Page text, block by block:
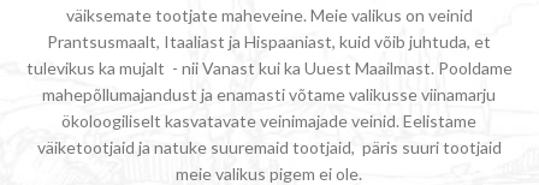
väiksemate tootjate maheveine. Meie valikus on veinid
Prantsusmaalt, Itaaliast ja Hispaaniast, kuid võib juhtuda, et
tulevikus ka mujalt - nii Vanast kui ka Uuest Maailmast. Pooldame
mahepõllumajandust ja enamasti võtame valikusse viinamarju
ökoloogiliselt kasvatavate veinimajade veinid. Eelistame
väiketootjaid ja natuke suuremaid tootjaid, päris suuri tootjaid
meie valikus pigem ei ole.